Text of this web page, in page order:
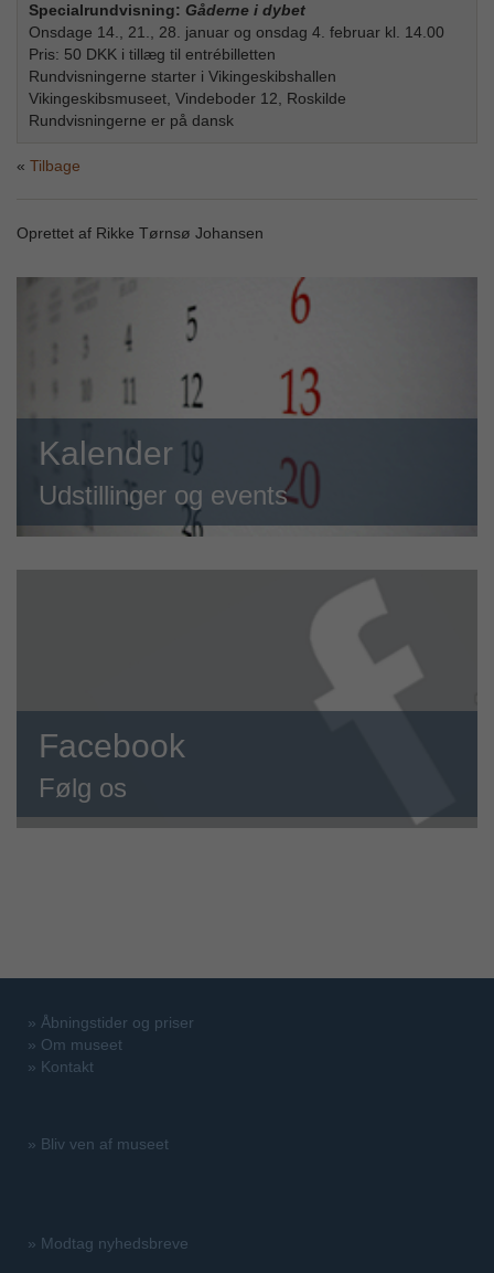
Specialrundvisning: Gåderne i dybet
Onsdage 14., 21., 28. januar og onsdag 4. februar kl. 14.00
Pris: 50 DKK i tillæg til entrébilletten
Rundvisningerne starter i Vikingeskibshallen
Vikingeskibsmuseet, Vindeboder 12, Roskilde
Rundvisningerne er på dansk
Tilbage
Oprettet af Rikke Tørnsø Johansen
Kalender
Udstillinger og events
Facebook
Følg os
» Åbningstider og priser
» Om museet
» Kontakt
» Bliv ven af museet
» Modtag nyhedsbreve